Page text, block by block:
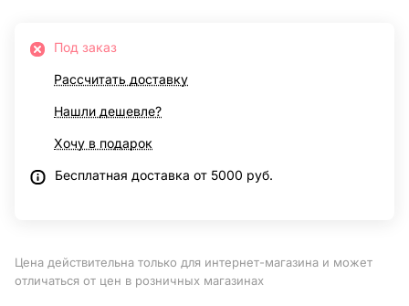
Под заказ
Рассчитать доставку
Нашли дешевле?
Хочу в подарок
Бесплатная доставка от 5000 руб.
Цена действительна только для интернет-магазина и может
отличаться от цен в розничных магазинах